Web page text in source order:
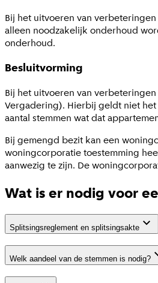
Bij het uitvoeren van
alleen noodzakelijk onderhoud
onderhoud.
Besluitvorming
Bij het uitvoeren van
Vergadering). Hierbij geldt niet het
aantal stemmen wat dat
Bij gemengd bezit kan een
woningcorporatie toestemming
aanwezig te zijn. De
Wat is er nodig voor
Splitsingsreglement en splitsingsakte
Welk aandeel van de stemmen is nodig?